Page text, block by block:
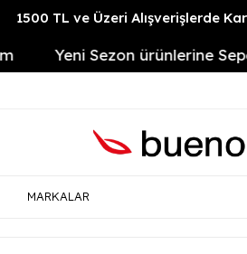
1500 TL ve Üzeri Alışverişlerde
Yeni Sezon ürünlerine Sepette
MARKALAR